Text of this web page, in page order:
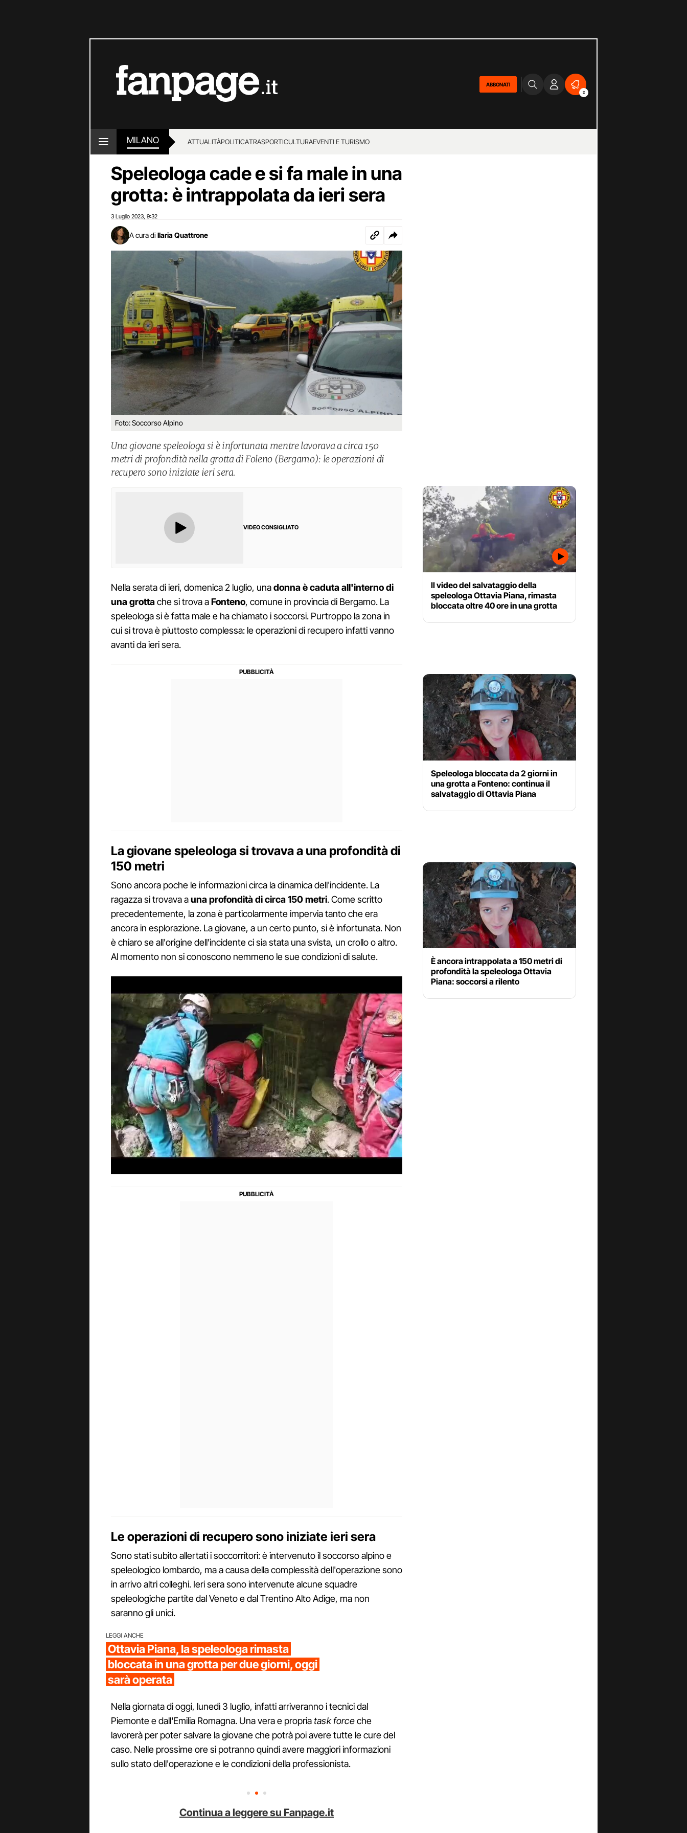
ABBONATI
2
MILANO ATTUALITÀPOLITICATRASPORTICULTURAEVENTI E TURISMO
Speleologa cade e si fa male in una
grotta: è intrappolata da ieri sera
3 Luglio 2023 9:32
A cura di Ilaria Quattrone
Foto: Soccorso Alpino
Una giovane speleologa si è infortunata mentre lavorava a circa 150
metri di profondità nella grotta di Foleno (Bergamo): le operazioni di
recupero sono iniziate ieri sera.
VIDEO CONSIGLIATO
Nella serata di ieri, domenica 2 luglio, unadonna è caduta all'interno di
una grottache si trova aFonteno, comune in provincia di Bergamo. La
speleologa si è fatta male e ha chiamato i soccorsi. Purtroppo la zona in
cui si trova è piuttosto complessa: le operazioni di recupero infatti vanno
avanti da ieri sera.
La giovane speleologa si trovava a una profondità di
150 metri
Sono ancora poche le informazioni circa la dinamica dell'incidente. La
ragazza si trovava auna profondità di circa 150 metri. Come scritto
precedentemente, la zona è particolarmente impervia tanto che era
ancora in esplorazione. La giovane, a un certo punto, si è infortunata. Non
è chiaro se all'origine dell'incidente ci sia stata una svista, un crollo o altro.
Al momento non si conoscono nemmeno le sue condizioni di salute.
Le operazioni di recupero sono iniziate ieri sera
Sono stati subito allertati i soccorritori: è intervenuto il soccorso alpino e
speleologico lombardo, ma a causa della complessità dell'operazione sono
in arrivo altri colleghi. Ieri sera sono intervenute alcune squadre
speleologiche partite dal Veneto e dal Trentino Alto Adige, ma non
saranno gli unici.
LEGGI ANCHE
Ottavia Piana, la speleologa rimasta
bloccata in una grotta per due giorni, oggi
sarà operata
Nella giornata di oggi, lunedì 3 luglio, infatti arriveranno i tecnici dal
Piemonte e dall'Emilia Romagna. Una vera e propriatask forceche
lavorerà per poter salvare la giovane che potrà poi avere tutte le cure del
caso. Nelle prossime ore si potranno quindi avere maggiori informazioni
sullo stato dell'operazione e le condizioni della professionista.
Continua a leggere su Fanpage.it
Il video del salvataggio della
speleologa Ottavia Piana, rimasta
bloccata oltre 40 ore in una grotta
Speleologa bloccata da 2 giorni in
una grotta a Fonteno: continua il
salvataggio di Ottavia Piana
È ancora intrappolata a 150 metri di
profondità la speleologa Ottavia
Piana: soccorsi a rilento